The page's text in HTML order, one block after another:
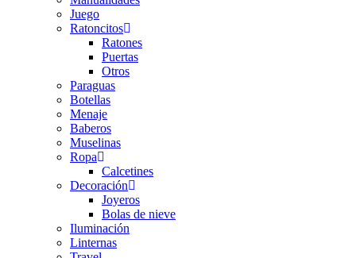
Juego
Ratoncitos
Ratones
Puertas
Otros
Paraguas
Botellas
Menaje
Baberos
Muselinas
Ropa
Calcetines
Decoración
Joyeros
Bolas de nieve
Iluminación
Linternas